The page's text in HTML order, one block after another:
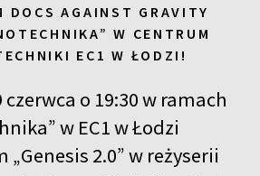
DOCS AGAINST GRAVITY
W CENTRUM
EC1 W ŁODZI!
o 19:30 w ramach
w EC1 w Łodzi
2.0” w reżyserii